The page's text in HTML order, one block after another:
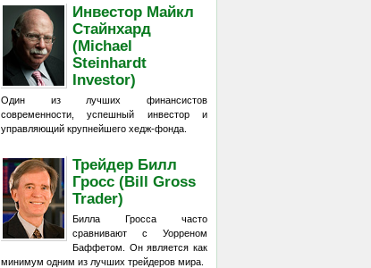
Инвестор Майкл
Стайнхард
(Michael
Steinhardt
Investor)
Один из лучших финансистов
современности, успешный инвестор и
управляющий крупнейшего хедж-фонда.
Трейдер Билл
Гросс (Bill Gross
Trader)
Билла Гросса часто
сравнивают с Уорреном
Баффетом. Он является как
минимум одним из лучших трейдеров мира.